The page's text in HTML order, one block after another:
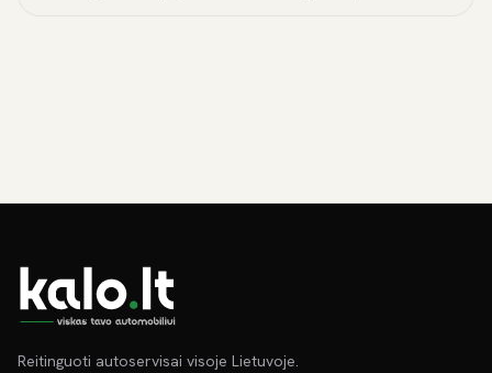
Reitinguoti autoservisai visoje Lietuvoje.